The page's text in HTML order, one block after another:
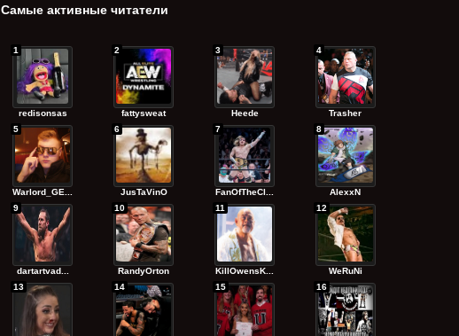
Самые активные читатели
redisonsas
1
fattysweat
2
Heede
3
Trasher
4
Warlord_GE...
5
JusTaVinO
6
FanOfTheCl...
7
AlexxN
8
dartartvad...
9
RandyОrton
10
KillOwensK...
11
WeRuNi
12
13 14 15 16